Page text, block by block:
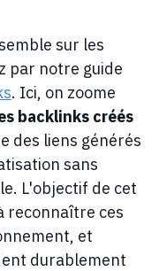
sur les
par notre guide
. Ici, on zoome
backlinks créés
des liens générés
sans
L'objectif de cet
reconnaître ces
et
durablement